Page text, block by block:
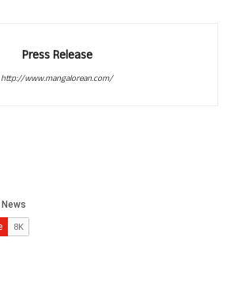
Press Release
http://www.mangalorean.com/